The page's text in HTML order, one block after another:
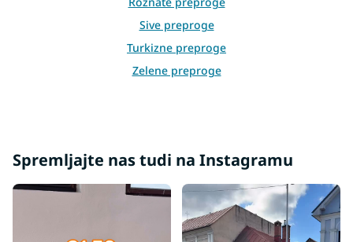
Sive preproge
Turkizne preproge
Zelene preproge
Vijolične preproge
Oranžne preproge
Preproge 60x100
Preproge 60x120
Spremljajte nas tudi na Instagramu